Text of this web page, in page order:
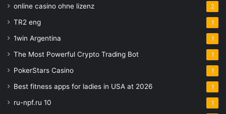
online casino ohne lizenz 2
TR2 eng 1
1win Argentina 1
The Most Powerful Crypto Trading Bot 1
PokerStars Casino 1
Best fitness apps for ladies in USA at 2026 1
ru-npf.ru 10 1